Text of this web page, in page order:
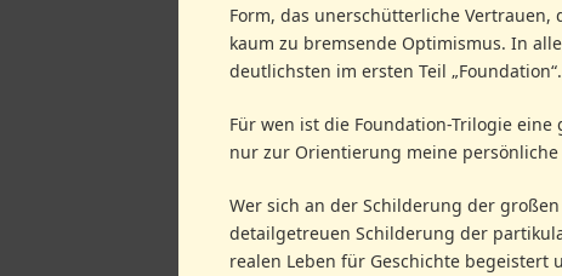
Form, das unerschütterliche
kaum zu bremsende Optimismus. In
deutlichsten im ersten Teil „Foundation“.
Für wen ist die Foundation-Trilogie
nur zur Orientierung meine persönliche
Wer sich an der Schilderung der
detailgetreuen Schilderung der
realen Leben für Geschichte